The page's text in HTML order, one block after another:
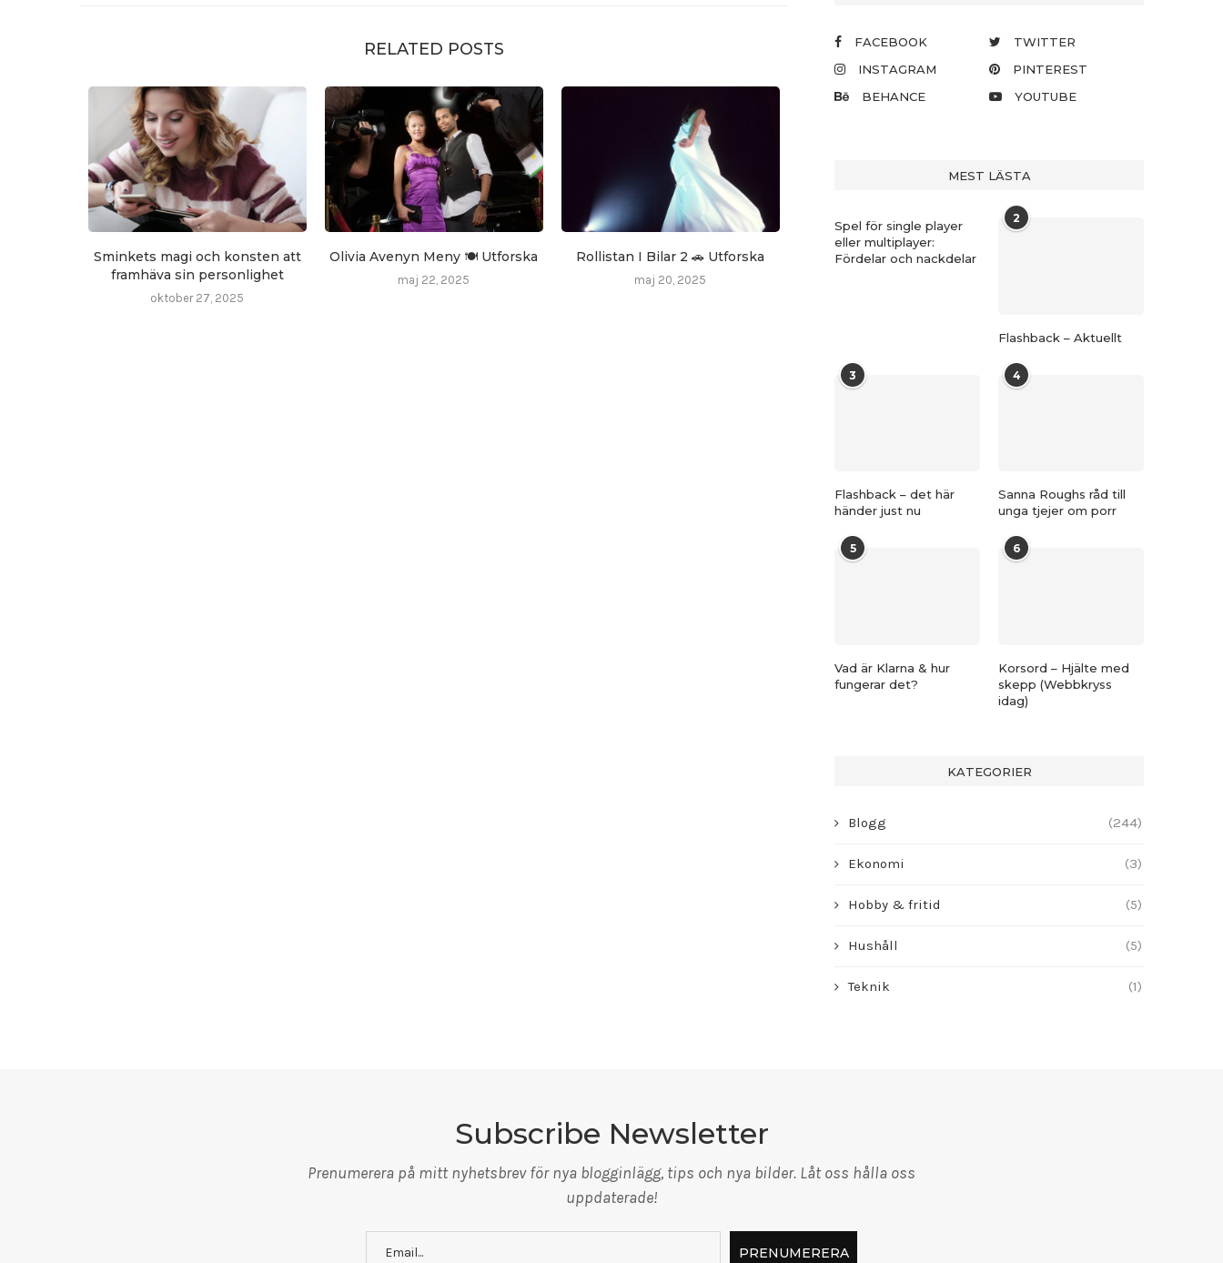
RELATED POSTS
Sminkets magi och konsten att
framhäva sin personlighet
oktober 27, 2025
Olivia Avenyn Meny 🍽️ Utforska
maj 22, 2025
Rollistan I Bilar 2 🚗 Utforska
maj 20, 2025
FACEBOOK
TWITTER
INSTAGRAM
PINTEREST
BEHANCE
YOUTUBE
MEST LÄSTA
Spel för single player
eller multiplayer:
Fördelar och nackdelar
2
Flashback – Aktuellt
3
Flashback – det här
händer just nu
4
Sanna Roughs råd till
unga tjejer om porr
5
Vad är Klarna & hur
fungerar det?
6
Korsord – Hjälte med
skepp (Webbkryss
idag)
KATEGORIER
Blogg (244)
Ekonomi (3)
Hobby & fritid (5)
Hushåll (5)
Teknik (1)
Subscribe Newsletter
Prenumerera på mitt nyhetsbrev för nya blogginlägg, tips och nya bilder. Låt oss hålla oss
uppdaterade!